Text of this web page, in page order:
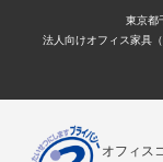
東京都
法人向けオフィス家具
オフィス